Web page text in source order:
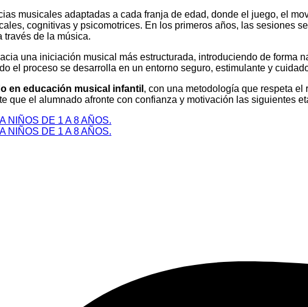
musicales adaptadas a cada franja de edad, donde el juego, el
cognitivas y psicomotrices. En los primeros años, las sesiones
través de la música.
una iniciación musical más estructurada, introduciendo de forma
el proceso se desarrolla en un entorno seguro, estimulante y
en educación musical infantil , con una metodología que respeta
que el alumnado afronte con confianza y motivación las siguientes
NIÑOS DE 1 A 8 AÑOS.
NIÑOS DE 1 A 8 AÑOS.
excelencia académica y vocación artística profesional.